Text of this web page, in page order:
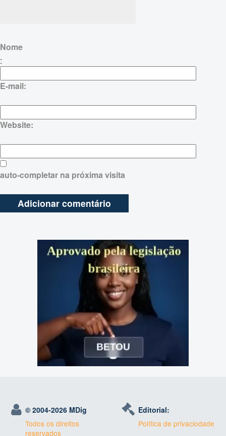
Nome
:
E-mail:
Website:
auto-completar na próxima visita
© 2004-2026 MDig
Todos os direitos
reservados
Editorial:
Política de privaciodade